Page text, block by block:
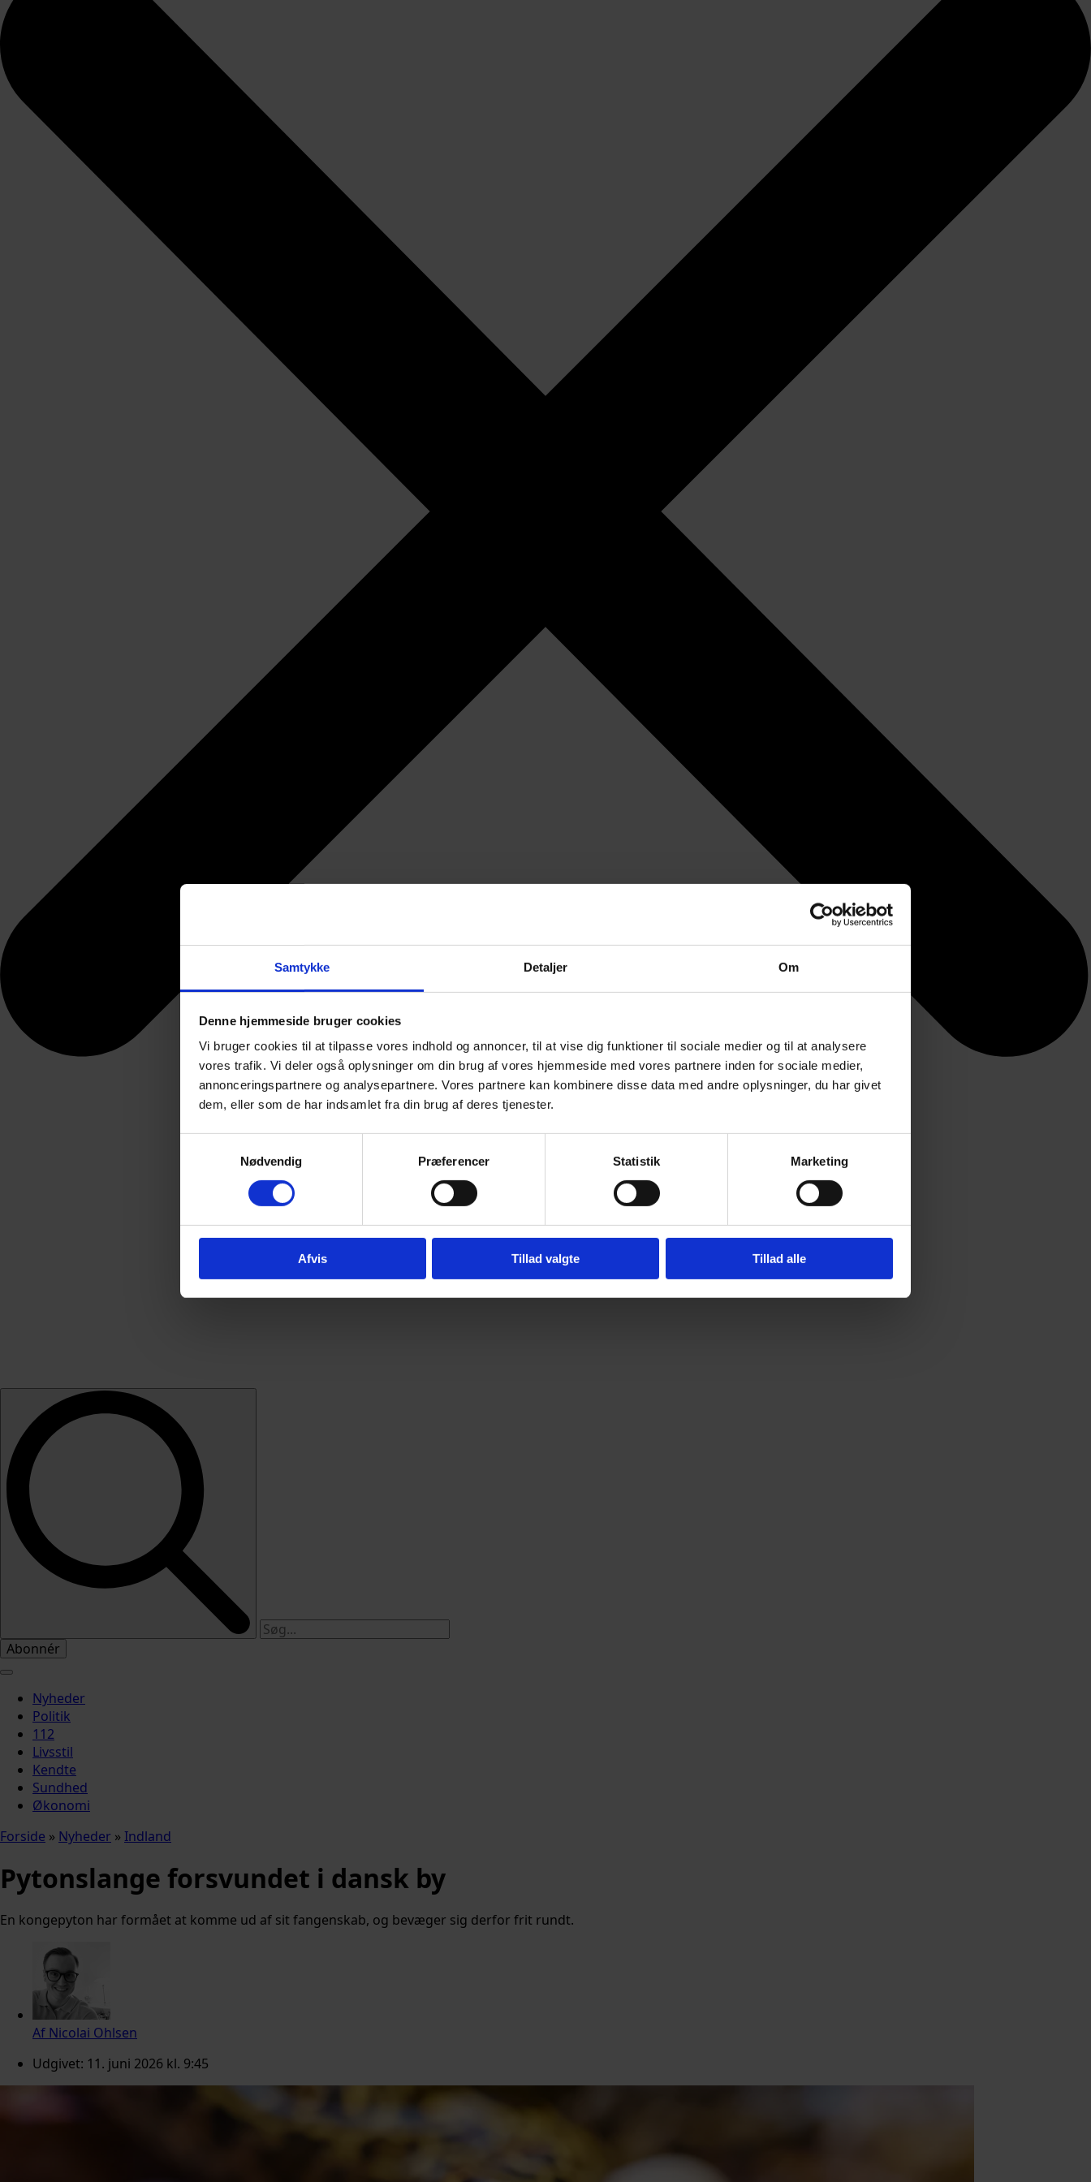
Samtykke Detaljer Om
Denne hjemmeside bruger cookies
Vi bruger cookies til at tilpasse vores indhold og annoncer, til at vise dig funktioner til sociale medier og til at analysere
vores trafik. Vi deler også oplysninger om din brug af vores hjemmeside med vores partnere inden for sociale medier,
annonceringspartnere og analysepartnere. Vores partnere kan kombinere disse data med andre oplysninger, du har givet
dem, eller som de har indsamlet fra din brug af deres tjenester.
Nødvendig
Præferencer Statistik Marketing
Afvis Tillad valgte Tillad alle
Abonnér
Nyheder
Politik
112
Livsstil
Kendte
Sundhed
Økonomi
Forside » Nyheder » Indland
Pytonslange forsvundet i dansk by
En kongepyton har formået at komme ud af sit fangenskab, og bevæger sig derfor frit rundt.
Af Nicolai Ohlsen
Udgivet: 11. juni 2026 kl. 9:45